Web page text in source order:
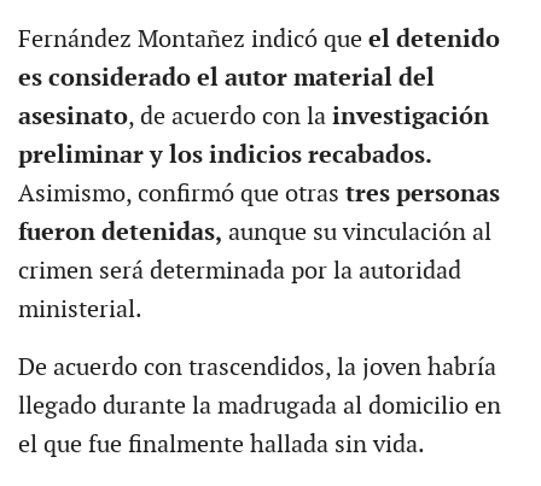
Fernández Montañez indicó que el detenido
es considerado el autor material del
asesinato, de acuerdo con la investigación
preliminar y los indicios recabados.
Asimismo, confirmó que otras tres personas
fueron detenidas, aunque su vinculación al
crimen será determinada por la autoridad
ministerial.
De acuerdo con trascendidos, la joven habría
llegado durante la madrugada al domicilio en
el que fue finalmente hallada sin vida.